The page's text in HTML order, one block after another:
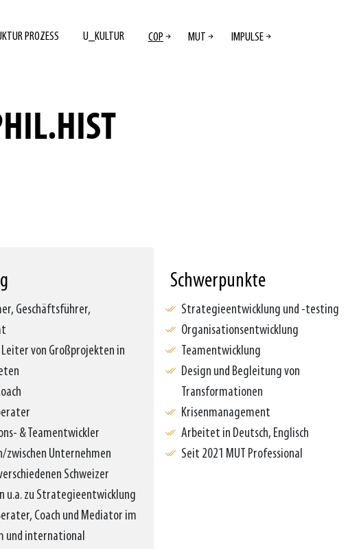
PROZESS U_KULTUR COP MUT IMPULSE
Geschäftsführer,
von Großprojekten in
& Teamentwickler
zwischen Unternehmen
Schweizer
u.a. zu Strategieentwicklung
Coach und Mediator im
und international
Schwerpunkte
Strategieentwicklung und -testing
Organisationsentwicklung
Teamentwicklung
Design und Begleitung von
Transformationen
Krisenmanagement
Arbeitet in Deutsch, Englisch
Seit 2021 MUT Professional